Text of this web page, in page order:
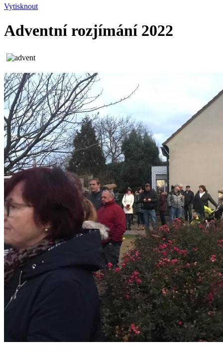
Vytisknout
Adventní rozjímání 2022